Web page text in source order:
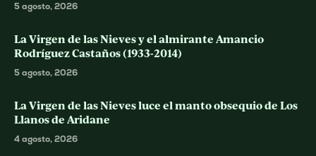
5 agosto, 2026
La Virgen de las Nieves y el almirante Amancio
Rodríguez Castaños (1933-2014)
5 agosto, 2026
La Virgen de las Nieves luce el manto obsequio de Los
Llanos de Aridane
4 agosto, 2026